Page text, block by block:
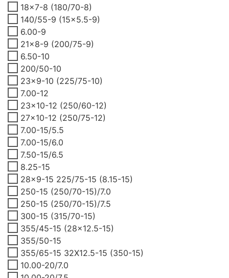
18x7-8 (180/70-8)
140/55-9 (15x5.5-9)
6.00-9
21x8-9 (200/75-9)
6.50-10
200/50-10
23x9-10 (225/75-10)
7.00-12
23x10-12 (250/60-12)
27x10-12 (250/75-12)
7.00-15/5.5
7.00-15/6.0
7.50-15/6.5
8.25-15
28x9-15 225/75-15 (8.15-15)
250-15 (250/70-15)/7.0
250-15 (250/70-15)/7.5
300-15 (315/70-15)
355/45-15 (28x12.5-15)
355/50-15
355/65-15 32X12.5-15 (350-15)
10.00-20/7.0